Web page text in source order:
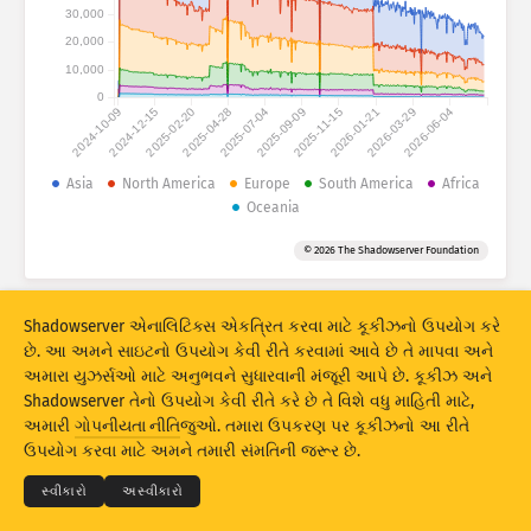
હુમલાના સ્ટેટિસ્ટિક્સ: ઉપકરણો
ડેટા સેટ
ટેગ્સ
Stacking સ્ટૅક્ડ ઓવરલેપિંગ
પરિણામોને આપમેળે અદ્યતન કરે
અદ્યતન રીસેટ
PNG તરીકે ડાઉનલોડ કરો
2024-10-092024-12-152025-02-202025-04-282025-07-042025-09-092025-11-152026-01-212026-03-292026-06-04
0
10,000
20,000
30,000
Asia North America Europe South America
Africa
Oceania
© 2026 The Shadowserver Foundation
© 2026THE SHADOWSERVER FOUNDATION
ગોપનીયતા અને શરતો
અમારો સંપર્ક કરો ક્રેડિટ્સ
Shadowserver એનાલિટિક્સ એકત્રિત કરવા માટે કૂકીઝનો ઉપયોગ કરે
છે. આ અમને સાઇટનો ઉપયોગ કેવી રીતે કરવામાં આવે છે તે માપવા અને
અમારા યુઝર્સઓ માટે અનુભવને સુધારવાની મંજૂરી આપે છે. કૂકીઝ અને
Shadowserver તેનો ઉપયોગ કેવી રીતે કરે છે તે વિશે વધુ માહિતી માટે,
અમારી ગોપનીયતા નીતિજુઓ. તમારા ઉપકરણ પર કૂકીઝનો આ રીતે
ઉપયોગ કરવા માટે અમને તમારી સંમતિની જરૂર છે.
સ્વીકારો અસ્વીકારો